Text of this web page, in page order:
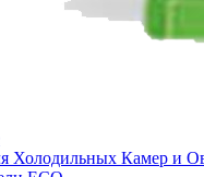
Холодильных Камер и